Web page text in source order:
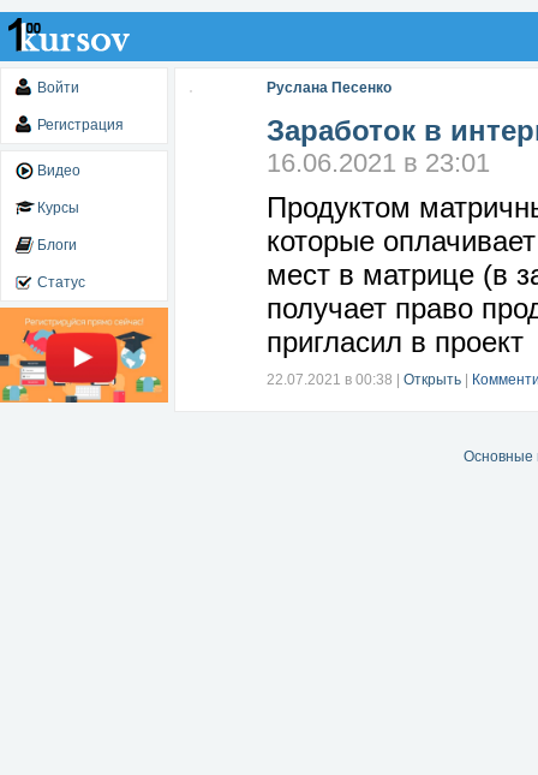
Войти
Регистрация
Видео
Курсы
Блоги
Статус
Руслана Песенко
Заработок в
16.06.2021 в 23:01
Продуктом
которые
мест в матрице (в
получает право
пригласил в проект
22.07.2021 в 00:38 Открыть
Основные